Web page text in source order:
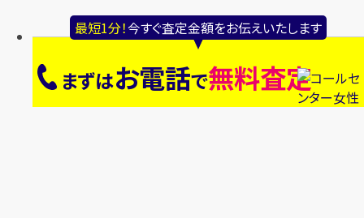
最短1分！今すぐ査定金額をお伝えいたします
まずはお電話で無料査定